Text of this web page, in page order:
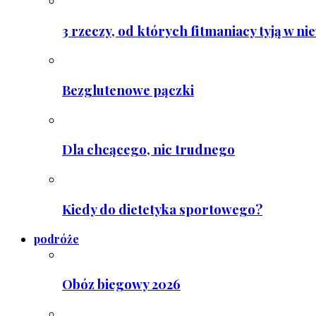
3 rzeczy, od których fitmaniacy tyją w
Bezglutenowe pączki
Dla chcącego, nic trudnego
Kiedy do dietetyka sportowego?
podróże
Obóz biegowy 2026